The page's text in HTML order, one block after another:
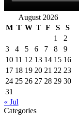
August 2026
M T W T F S
S
1
2
3
4 5 6 7 8
9
10 11 12 13 14 15 16
17 18 19 20 21 22 23
24 25 26 27 28 29 30
31
« Jul
Categories